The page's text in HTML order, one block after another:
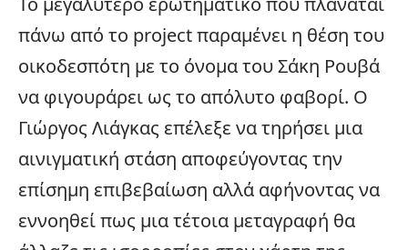
πάνω από το project παραμένει η θέση του
οικοδεσπότη με το όνομα του Σάκη Ρουβά
να φιγουράρει ως το απόλυτο φαβορί. Ο
Γιώργος Λιάγκας επέλεξε να τηρήσει μια
αινιγματική στάση αποφεύγοντας την
επίσημη επιβεβαίωση αλλά αφήνοντας να
εννοηθεί πως μια τέτοια μεταγραφή θα